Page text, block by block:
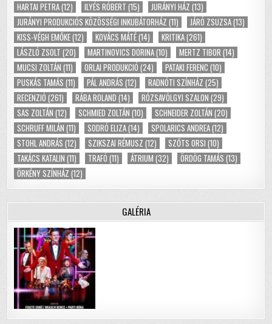
HARTAI PETRA(12) ILYÉS RÓBERT (15) JURÁNYI HÁZ (13)
JURÁNYI PRODUKCIÓS KÖZÖSSÉGI INKUBÁTORHÁZ (11) JÁRÓ ZSUZSA(13)
KISS-VÉGH EMŐKE(12) KOVÁCS MÁTÉ(14) KRITIKA(261)
LÁSZLÓ ZSOLT (20) MARTINOVICS DORINA(10) MERTZ TIBOR (14)
MUCSI ZOLTÁN (11) ORLAI PRODUKCIÓ (24) PATAKI FERENC (10)
PUSKÁS TAMÁS (11) PÁL ANDRÁS (12) RADNÓTI SZÍNHÁZ (25)
RECENZIÓ (261) RÁBA ROLAND (14) RÓZSAVÖLGYI SZALON (29)
SAS ZOLTÁN (12) SCHMIED ZOLTÁN (10) SCHNEIDER ZOLTÁN (20)
SCHRUFF MILÁN (11) SODRÓ ELIZA(14) SPOLARICS ANDREA(12)
STOHL ANDRÁS (12) SZIKSZAI RÉMUSZ (12) SZŐTS ORSI (10)
TAKÁCS KATALIN (11) TRAFÓ (11) ÁTRIUM (32) ÖRDÖG TAMÁS (13)
ÖRKÉNY SZÍNHÁZ (12)
GALÉRIA